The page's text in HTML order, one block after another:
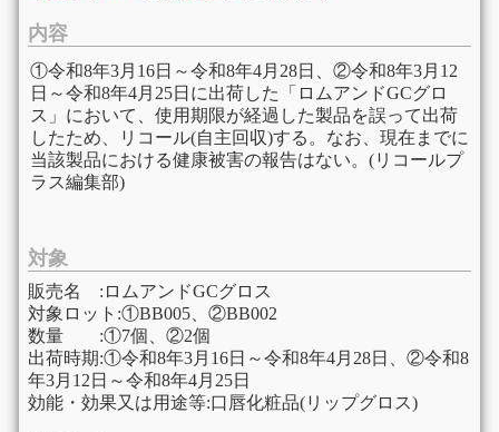
内容
①令和8年3月16日～令和8年4月28日、②令和8年3月12
日～令和8年4月25日に出荷した「ロムアンドGCグロ
ス」において、使用期限が経過した製品を誤って出荷
したため、リコール(自主回収)する。なお、現在までに
当該製品における健康被害の報告はない。(リコールプ
ラス編集部)
対象
販売名 :ロムアンドGCグロス
対象ロット:①BB005、②BB002
数量 :①7個、②2個
出荷時期:①令和8年3月16日～令和8年4月28日、②令和8
年3月12日～令和8年4月25日
効能・効果又は用途等:口唇化粧品(リップグロス)